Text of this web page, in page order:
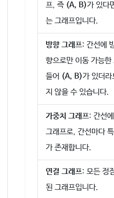
프, 즉 (A, B)가 있다
는 그래프입니다.
방향 그래프: 간선에
향으로만 이동 가능
들어 (A, B)가 있더라
지 않을 수 있습니다.
가중치 그래프: 간선
그래프로, 간선마다
가 존재합니다.
연결 그래프: 모든 정
된 그래프입니다.